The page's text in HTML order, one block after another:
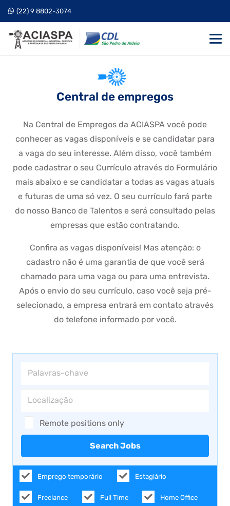
(22) 9 8802-3074
Central de empregos
Na Central de Empregos da ACIASPA você pode
conhecer as vagas disponíveis e se candidatar para
a vaga do seu interesse. Além disso, você também
pode cadastrar o seu Currículo através do Formulário
mais abaixo e se candidatar a todas as vagas atuais
e futuras de uma só vez. O seu currículo fará parte
do nosso Banco de Talentos e será consultado pelas
empresas que estão contratando.
Confira as vagas disponíveis! Mas atenção: o
cadastro não é uma garantia de que você será
chamado para uma vaga ou para uma entrevista.
Após o envio do seu currículo, caso você seja pré-
selecionado, a empresa entrará em contato através
do telefone informado por você.
Remote positions only
Emprego temporário Estagiário
Freelance Full Time Home Office